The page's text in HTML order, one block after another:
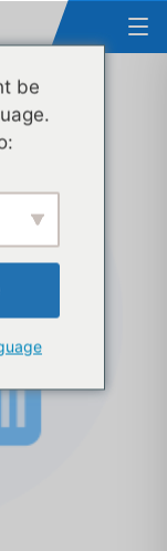
Gruppe 7
be